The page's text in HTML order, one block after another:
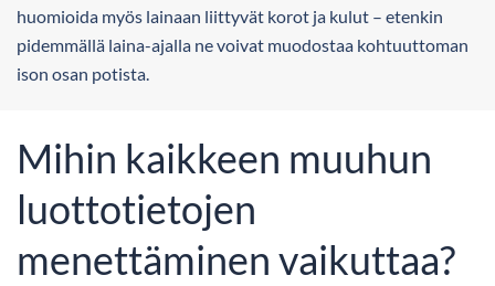
huomioida myös lainaan liittyvät korot ja kulut – etenkin
pidemmällä laina-ajalla ne voivat muodostaa kohtuuttoman
ison osan potista.
Mihin kaikkeen muuhun
luottotietojen
menettäminen vaikuttaa?